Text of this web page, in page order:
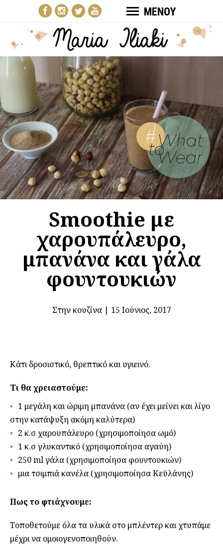
ΜΕΝΟΥ
Smoothie με
χαρουπάλευρο,
μπανάνα και γάλα
φουντουκιών
Στην κουζίνα| 15 Ιούνιος, 2017
Κάτι δροσιστικό, θρεπτικό και υγιεινό.
Τι θα χρειαστούμε:
1 μεγάλη και ώριμη μπανάνα (αν έχει μείνει και λίγο
στην κατάψυξη ακόμη καλύτερα)
2 κ.σ χαρουπάλευρο (χρησιμοποίησα ωμό)
1 κ.σ γλυκαντικό (χρησιμοποίησα αγαύη)
250 ml γάλα (χρησιμοποίησα φουντουκιών)
μια τσιμπιά κανέλα (χρησιμοποίησα Κεϋλάνης)
Πως το φτιάχνουμε:
Τοποθετούμε όλα τα υλικά στο μπλέντερ και χτυπάμε
μέχρι να ομοιογενοποιηθούν.